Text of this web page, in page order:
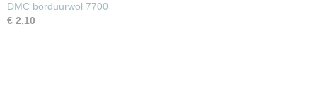
DMC borduurwol 7700
€ 2,10